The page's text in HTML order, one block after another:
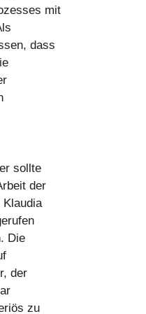
mit
dass
sollte
der
Die
der
zu